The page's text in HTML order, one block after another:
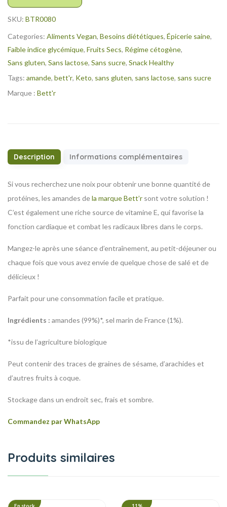
SKU: BTR0080
Categories: Aliments Vegan, Besoins diététiques, Épicerie saine,
Faible indice glycémique, Fruits Secs, Régime cétogène,
Sans gluten, Sans lactose, Sans sucre, Snack Healthy
Tags: amande, bett'r, Keto, sans gluten, sans lactose, sans sucre
Marque : Bett'r
Description Informations complémentaires
Si vous recherchez une noix pour obtenir une bonne quantité de
protéines, les amandes dela marque Bett’r sont votre solution !
C’est également une riche source de vitamine E, qui favorise la
fonction cardiaque et combat les radicaux libres dans le corps.
Mangez-le après une séance d’entraînement, au petit-déjeuner ou
chaque fois que vous avez envie de quelque chose de salé et de
délicieux !
Parfait pour une consommation facile et pratique.
Ingrédients : amandes (99%)*, sel marin de France (1%).
*issu de l’agriculture biologique
Peut contenir des traces de graines de sésame, d’arachides et
d’autres fruits à coque.
Stockage dans un endroit sec, frais et sombre.
Commandez par WhatsApp
Produits similaires
En stock 11%